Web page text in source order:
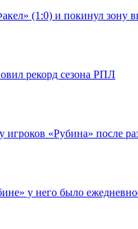
(1:0) и покинул зону
рекорд сезона РПЛ
игроков «Рубина» после
у него было